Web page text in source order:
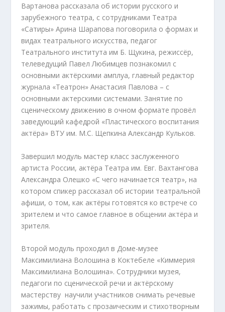
Вартанова рассказала об истории русского и
зарубежного театра, с сотрудниками Театра
«Сатиры» Арина Шарапова поговорила о формах и
видах театрального искусства, педагог
Театрального института им Б. Щукина, режиссёр,
телеведущий Павел Любимцев познакомил с
основными актёрскими амплуа, главный редактор
журнала «Театрон» Анастасия Павлова – с
основными актерскими системами. Занятие по
сценическому движению в очном формате провёл
заведующий кафедрой «Пластического воспитания
актёра» ВТУ им. М.С. Щепкина Александр Кульков.
Завершил модуль мастер класс заслуженного
артиста России, актёра Театра им. Евг. Вахтангова
Александра Олешко «С чего начинается театр», на
котором спикер рассказал об истории театральной
афиши, о том, как актёры готовятся ко встрече со
зрителем и что самое главное в общении актёра и
зрителя.
Второй модуль проходил в Доме-музее
Максимилиана Волошина в Коктебеле «Киммерия
Максимилиана Волошина». Сотрудники музея,
педагоги по сценической речи и актёрскому
мастерству научили участников снимать речевые
зажимы, работать с прозаическим и стихотворным